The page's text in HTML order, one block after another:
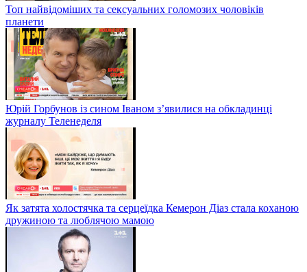
Топ найвідоміших та сексуальних голомозих чоловіків
планети
Юрій Горбунов із сином Іваном з’явилися на обкладинці
журналу Теленеделя
Як затята холостячка та серцеїдка Кемерон Діаз стала коханою
дружиною та люблячою мамою